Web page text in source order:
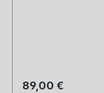
Regulärer Preis:
89,00 €